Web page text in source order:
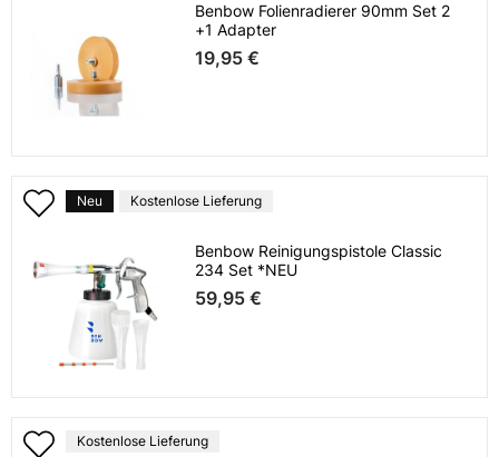
Benbow Folienradierer 90mm Set 2
+1 Adapter
19,95 €
Neu Kostenlose Lieferung
Benbow Reinigungspistole Classic
234 Set *NEU
59,95 €
Kostenlose Lieferung